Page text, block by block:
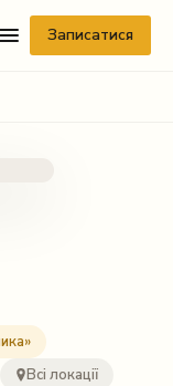
Записатися
Всі локації